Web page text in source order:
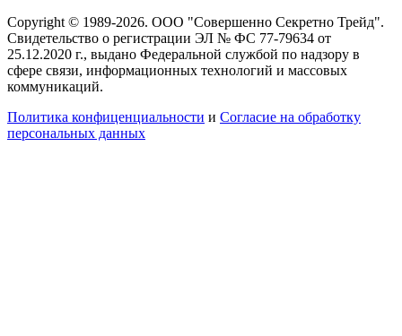
Copyright © 1989-2026. ООО "Совершенно Секретно Трейд".
Свидетельство о регистрации ЭЛ № ФС 77-79634 от
25.12.2020 г., выдано Федеральной службой по надзору в
сфере связи, информационных технологий и массовых
коммуникаций.
Политика конфиценциальности и Согласие на обработку
персональных данных